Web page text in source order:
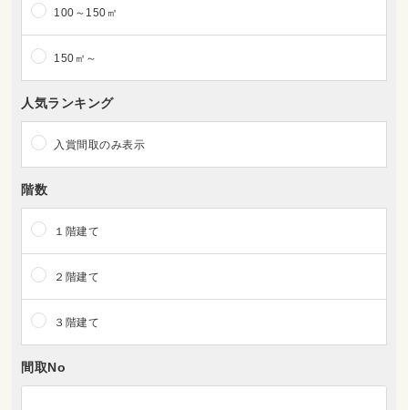
100～150㎡
150㎡～
人気ランキング
入賞間取のみ表示
階数
１階建て
２階建て
３階建て
間取No